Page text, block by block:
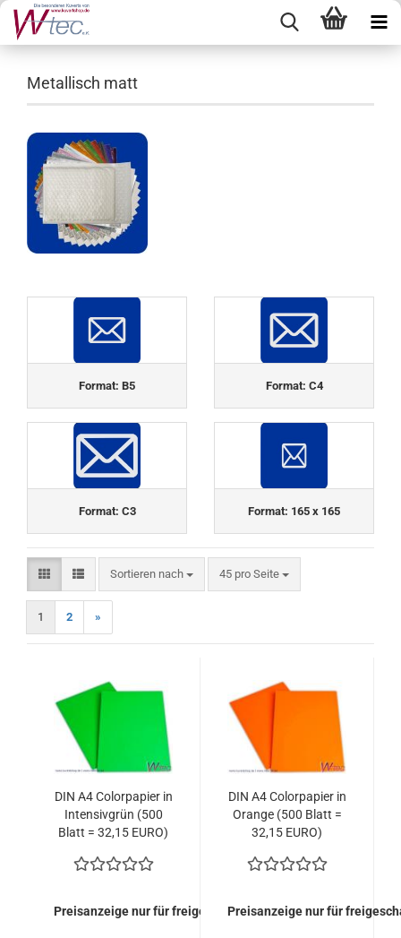
Metallisch matt
Format: B5 Format: C4
Format: C3 Format: 165 x 165
Sortieren nach
Sortieren nach 45 pro Seite
pro Seite
1 2 »
DIN A4 Colorpapier in
Intensivgrün (500
Blatt = 32,15 EURO)
Preisanzeige nur für freigeschaltete Kunden
DIN A4 Colorpapier in
Orange (500 Blatt =
32,15 EURO)
Preisanzeige nur für